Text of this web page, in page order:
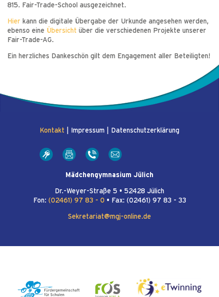
815. Fair-Trade-School ausgezeichnet.
Hier kann die digitale Übergabe der Urkunde angesehen werden,
ebenso eine Übersicht über die verschiedenen Projekte unserer
Fair-Trade-AG.
Ein herzliches Dankeschön gilt dem Engagement aller Beteiligten!
Kontakt Impressum Datenschutzerklärung
Mädchengymnasium Jülich
Dr.-Weyer-Straße 5 • 52428 Jülich
Fon: (02461) 97 83 - 0 • Fax: (02461) 97 83 - 33
Sekretariat@mgj-online.de